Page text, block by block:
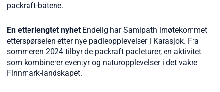
packraft-båtene.
En etterlengtet nyhetEndelig har Samipath imøtekommet
etterspørselen etter nye padleopplevelser i Karasjok. Fra
sommeren 2024 tilbyr de packraft padleturer, en aktivitet
som kombinerer eventyr og naturopplevelser i det vakre
Finnmark-landskapet.